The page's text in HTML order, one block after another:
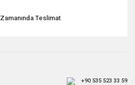
Zamanında Teslimat
+90 535 523 33 59